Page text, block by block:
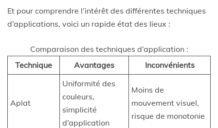
Et pour comprendre l’intérêt des différentes techniques
d’applications, voici un rapide état des lieux :
Comparaison des techniques d’application :
Technique
Avantages Inconvénients
Aplat
Uniformité des
couleurs,
simplicité
d’application
Moins de
mouvement visuel,
risque de monotonie